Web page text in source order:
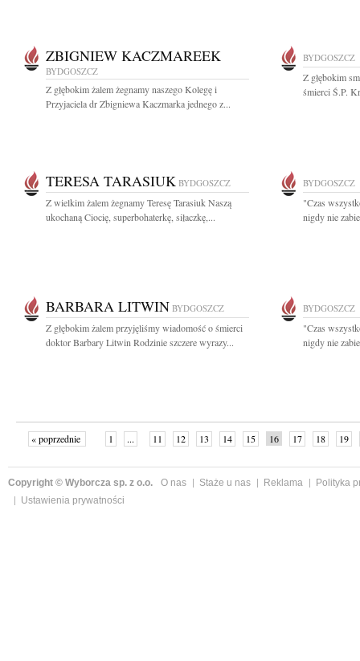
ZBIGNIEW KACZMAREEK
BYDGOSZCZ
Z głębokim żalem żegnamy naszego Kolegę i
Przyjaciela dr Zbigniewa Kaczmarka jednego z...
BYDGOSZCZ
Z głębokim
śmierci Ś.P.
TERESA TARASIUK BYDGOSZCZ
Z wielkim żalem żegnamy Teresę Tarasiuk Naszą
ukochaną Ciocię, superbohaterkę, siłaczkę,...
BYDGOSZCZ
"Czas
nigdy nie
BARBARA LITWIN BYDGOSZCZ
Z głębokim żalem przyjęliśmy wiadomość o śmierci
doktor Barbary Litwin Rodzinie szczere wyrazy...
BYDGOSZCZ
"Czas
nigdy nie
« poprzednie 1 ... 11 12 13 14 15 16 17 18
19
Copyright © Wyborcza sp. z o.o. O nas Staże u nas Reklama
Polityka
Ustawienia prywatności